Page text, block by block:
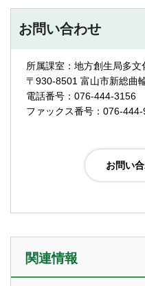
お問い合わせ
所属課室：地方創生局多
〒930-8501 富山市新総曲
電話番号：076-444-3156
ファックス番号：076-444-
関連情報